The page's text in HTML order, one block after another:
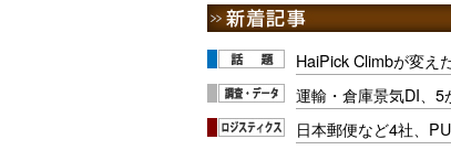
HaiPick Climbが変え
運輸・倉庫景気DI、5
日本郵便など4社、